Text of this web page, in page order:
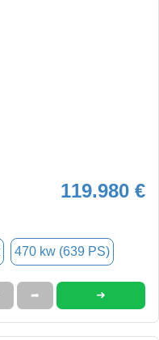
119.980 €
470 kw (639 PS)
➦ ➜